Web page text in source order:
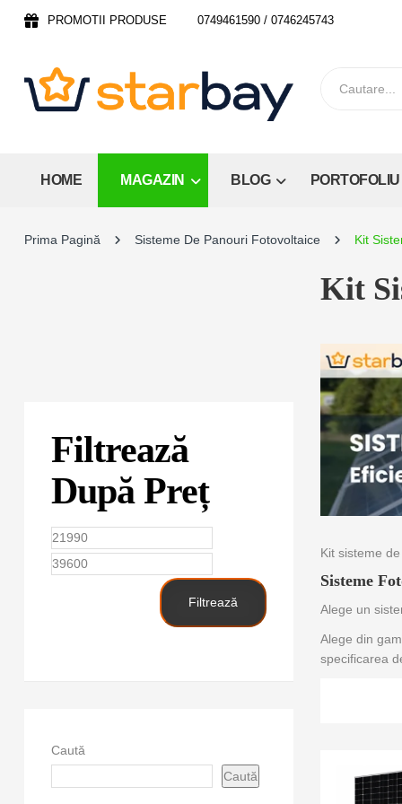
PROMOTII PRODUSE 0749461590 / 0746245743
HOME MAGAZIN BLOG PORTOFOLIU
Prima Pagină Sisteme De Panouri Fotovoltaice Kit
Filtrează
După Preț
Preț
minim
Filtrează
Caută
Caută
Kit
Kit sisteme
Sisteme
Alege un
Alege din
specificarea